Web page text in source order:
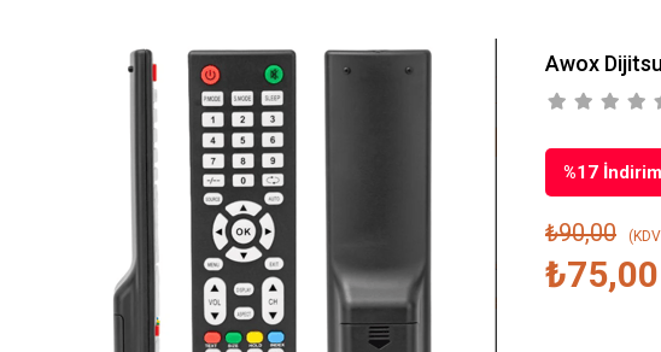
Awox
%17 İndirim
₺90,00
₺75,00